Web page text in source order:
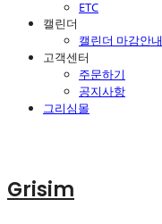
ETC
캘린더
캘린더 마감안내
고객센터
주문하기
공지사항
그리심몰
Grisim